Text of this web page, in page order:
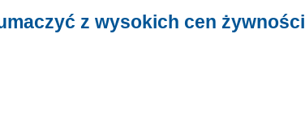
z wysokich cen żywności